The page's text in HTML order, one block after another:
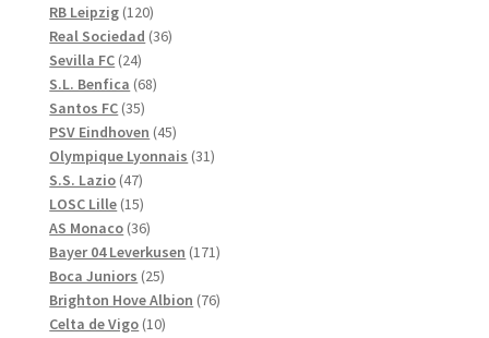
RB Leipzig 120120
produkter
Real Sociedad 3636
Sevilla FC 2424
produkter
S.L. Benfica 6868
Santos FC 3535
produkter
PSV Eindhoven 4545
produkter
Olympique Lyonnais 3131
S.S. Lazio 4747
produkter
LOSC Lille 1515
produkter
AS Monaco 3636
produkter
Bayer 04 Leverkusen 171171
Boca Juniors 2525
produkter
Brighton Hove Albion 7676
Celta de Vigo 1010